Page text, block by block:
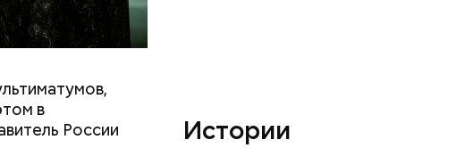
в
России
Истории